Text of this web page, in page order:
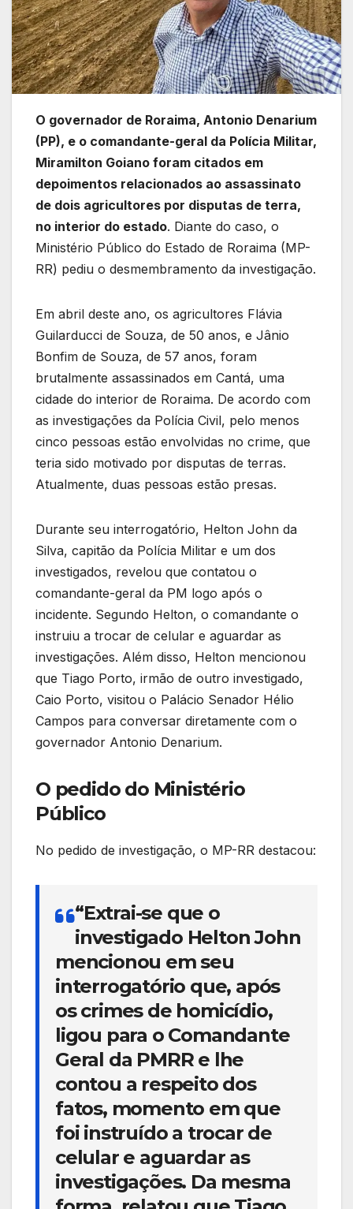
O governador de Roraima, Antonio Denarium
(PP), e o comandante-geral da Polícia Militar,
Miramilton Goiano foram citados em
depoimentos relacionados ao assassinato
de dois agricultores por disputas de terra,
no interior do estado. Diante do caso, o
Ministério Público do Estado de Roraima (MP-
RR) pediu o desmembramento da investigação.
Em abril deste ano, os agricultores Flávia
Guilarducci de Souza, de 50 anos, e Jânio
Bonfim de Souza, de 57 anos, foram
brutalmente assassinados em Cantá, uma
cidade do interior de Roraima. De acordo com
as investigações da Polícia Civil, pelo menos
cinco pessoas estão envolvidas no crime, que
teria sido motivado por disputas de terras.
Atualmente, duas pessoas estão presas.
Durante seu interrogatório, Helton John da
Silva, capitão da Polícia Militar e um dos
investigados, revelou que contatou o
comandante-geral da PM logo após o
incidente. Segundo Helton, o comandante o
instruiu a trocar de celular e aguardar as
investigações. Além disso, Helton mencionou
que Tiago Porto, irmão de outro investigado,
Caio Porto, visitou o Palácio Senador Hélio
Campos para conversar diretamente com o
governador Antonio Denarium.
O pedido do Ministério
Público
No pedido de investigação, o MP-RR destacou:
“Extrai-se que o
investigado Helton John
mencionou em seu
interrogatório que, após
os crimes de homicídio,
ligou para o Comandante
Geral da PMRR e lhe
contou a respeito dos
fatos, momento em que
foi instruído a trocar de
celular e aguardar as
investigações. Da mesma